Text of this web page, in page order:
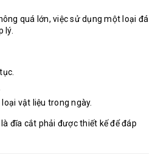
quá lớn, việc sử dụng một loại đá
lý.
vật liệu trong ngày.
đĩa cắt phải được thiết kế để đáp